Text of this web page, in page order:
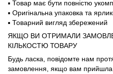
▪️ Товар має бути повністю
▪️ Оригінальна упаковка та
▪️ Товарний вигляд збережений
ЯКЩО ВИ ОТРИМАЛИ
КІЛЬКОСТЮ ТОВАРУ
Будь ласка, повідомте нам
замовлення, якщо вам прийшла